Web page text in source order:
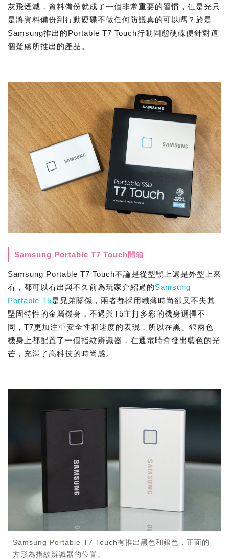
灰飛煙滅，資料備份就成了一個非常重要的習慣，但是光只
是將資料備份到行動硬碟不做任何防護真的可以嗎？於是
Samsung推出的Portable T7 Touch行動固態硬碟便針對這
個疑慮所推出的產品。
Samsung Portable T7 Touch開箱
Samsung Portable T7 Touch不論是從型號上還是外型上來
看，都可以看出與不久前為玩家介紹過的Samsung
Portable T5是兄弟關係，兩者都採用纖薄時尚卻又不失其
堅固特性的金屬機身，不過與T5主打多彩的機身選擇不
同，T7更加注重安全性和速度的表現，所以在黑、銀兩色
機身上都配置了一個指紋辨識器，在通電時會發出藍色的光
芒，充滿了高科技的時尚感。
Samsung Portable T7 Touch有推出黑色和銀色，正面的
方形為指紋辨識器的位置。